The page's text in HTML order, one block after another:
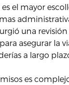
el mayor
una
asegurar la
a largo
es